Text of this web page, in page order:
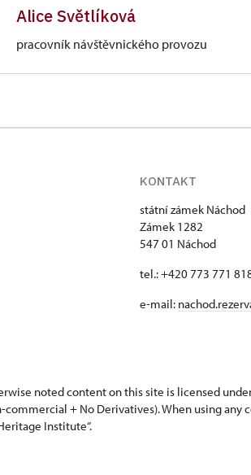
1282/, Náchod
prohlídek
Alice Světlíková
pracovník návštěvnického provozu
KONTAKT
státní zámek Náchod
Zámek 1282
547 01 Náchod
tel.: +420 773 771
e-mail:
noted content on this site is licensed under
+ No Derivatives). When using any
Institute“.